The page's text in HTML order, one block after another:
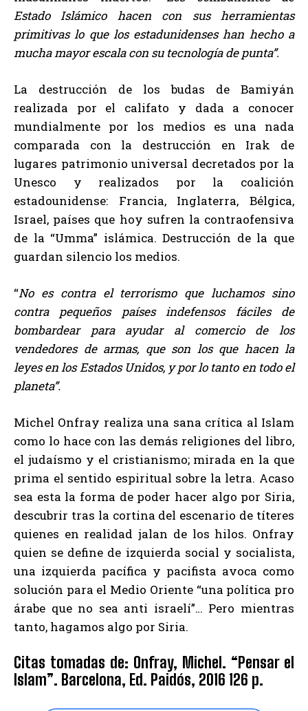
Estado Islámico hacen con sus herramientas
primitivas lo que los estadunidenses han hecho a
mucha mayor escala con su tecnología de punta”.
La destrucción de los budas de Bamiyán
realizada por el califato y dada a conocer
mundialmente por los medios es una nada
comparada con la destrucción en Irak de
lugares patrimonio universal decretados por la
Unesco y realizados por la coalición
estadounidense: Francia, Inglaterra, Bélgica,
Israel, países que hoy sufren la contraofensiva
de la “Umma” islámica. Destrucción de la que
guardan silencio los medios.
“No es contra el terrorismo que luchamos sino
contra pequeños países indefensos fáciles de
bombardear para ayudar al comercio de los
vendedores de armas, que son los que hacen la
leyes en los Estados Unidos, y por lo tanto en todo el
planeta”.
Michel Onfray realiza una sana crítica al Islam
como lo hace con las demás religiones del libro,
el judaísmo y el cristianismo; mirada en la que
prima el sentido espiritual sobre la letra. Acaso
sea esta la forma de poder hacer algo por Siria,
descubrir tras la cortina del escenario de títeres
quienes en realidad jalan de los hilos. Onfray
quien se define de izquierda social y socialista,
una izquierda pacífica y pacifista avoca como
solución para el Medio Oriente “una política pro
árabe que no sea anti israelí”… Pero mientras
tanto, hagamos algo por Siria.
Citas tomadas de: Onfray, Michel. “Pensar el
Islam”. Barcelona, Ed. Paidós, 2016 126 p.